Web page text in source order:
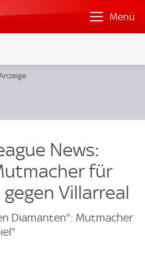
Menü
News:
für
Villarreal
Diamanten": Mutmacher